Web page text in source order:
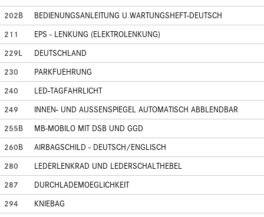
202B
BEDIENUNGSANLEITUNG U.WARTUNGSHEFT-DEUTSCH
211
EPS - LENKUNG (ELEKTROLENKUNG)
229L
DEUTSCHLAND
230
PARKFUEHRUNG
240
LED-TAGFAHRLICHT
249
INNEN- UND AUSSENSPIEGEL AUTOMATISCH ABBLENDBAR
255B
MB-MOBILO MIT DSB UND GGD
260B
AIRBAGSCHILD - DEUTSCH/ENGLISCH
280
LEDERLENKRAD UND LEDERSCHALTHEBEL
287
DURCHLADEMOEGLICHKEIT
294
KNIEBAG